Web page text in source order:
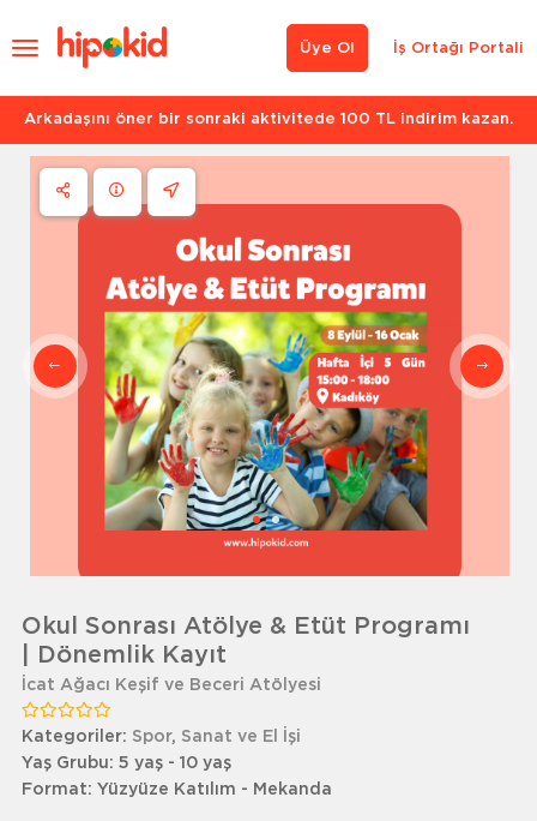
İş Ortağı Portali
Üye Ol
Arkadaşını öner bir sonraki aktivitede 100 TL indirim kazan.
Okul Sonrası Atölye & Etüt Programı
| Dönemlik Kayıt
İcat Ağacı Keşif ve Beceri Atölyesi
Kategoriler: Spor, Sanat ve El İşi
Yaş Grubu: 5 yaş - 10 yaş
Format: Yüzyüze Katılım - Mekanda